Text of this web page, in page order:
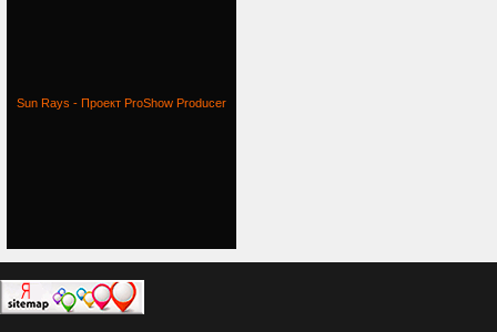
Sun Rays - Проект ProShow Producer